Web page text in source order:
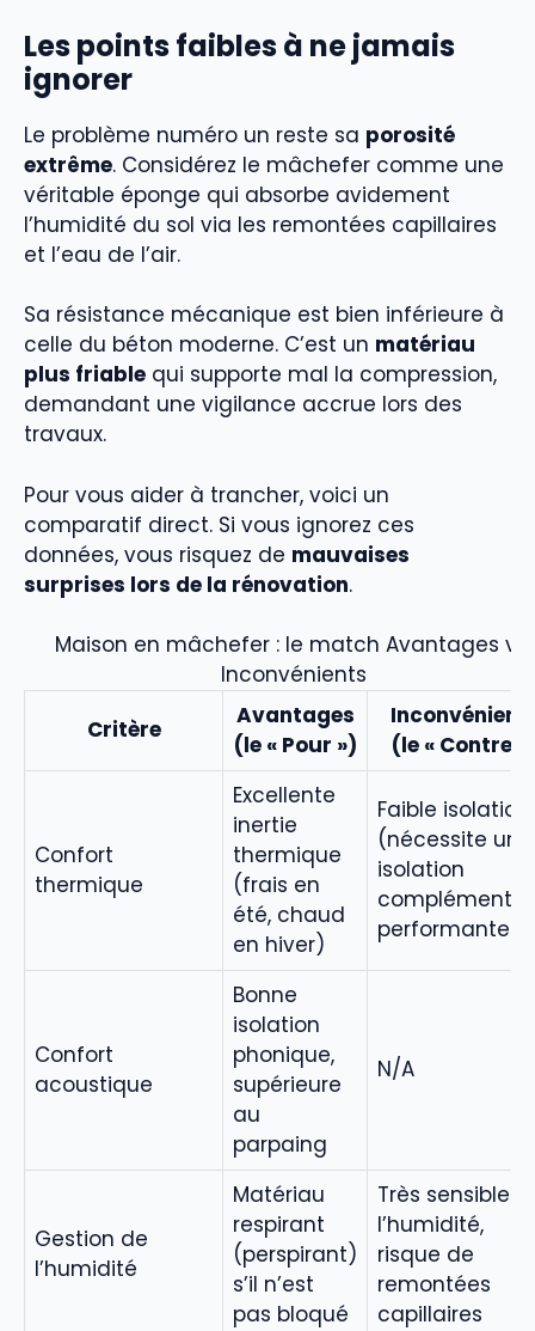
Les points faibles à ne jamais
ignorer
Le problème numéro un reste sa porosité
extrême. Considérez le mâchefer comme une
véritable éponge qui absorbe avidement
l’humidité du sol via les remontées capillaires
et l’eau de l’air.
Sa résistance mécanique est bien inférieure à
celle du béton moderne. C’est un matériau
plus friable qui supporte mal la compression,
demandant une vigilance accrue lors des
travaux.
Pour vous aider à trancher, voici un
comparatif direct. Si vous ignorez ces
données, vous risquez de mauvaises
surprises lors de la rénovation.
Maison en mâchefer : le match Avantages vs.
Inconvénients
Critère
Avantages
(le « Pour »)
(le « Contre
Confort
thermique
Excellente
inertie
thermique
(frais en
été, chaud
en hiver)
Faible isolation
(nécessite une
isolation
performante)
Confort
acoustique
Bonne
isolation
phonique,
supérieure
au
parpaing
N/A
Gestion de
l’humidité
Matériau
respirant
(perspirant)
s’il n’est
pas bloqué
Très sensible à
l’humidité,
risque de
remontées
capillaires